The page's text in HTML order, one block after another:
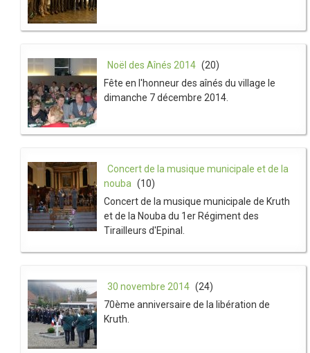
Noël des Aînés 2014 (20)
Fête en l'honneur des aînés du village le
dimanche 7 décembre 2014.
Concert de la musique municipale et de la
nouba (10)
Concert de la musique municipale de Kruth
et de la Nouba du 1er Régiment des
Tirailleurs d'Epinal.
30 novembre 2014 (24)
70ème anniversaire de la libération de
Kruth.